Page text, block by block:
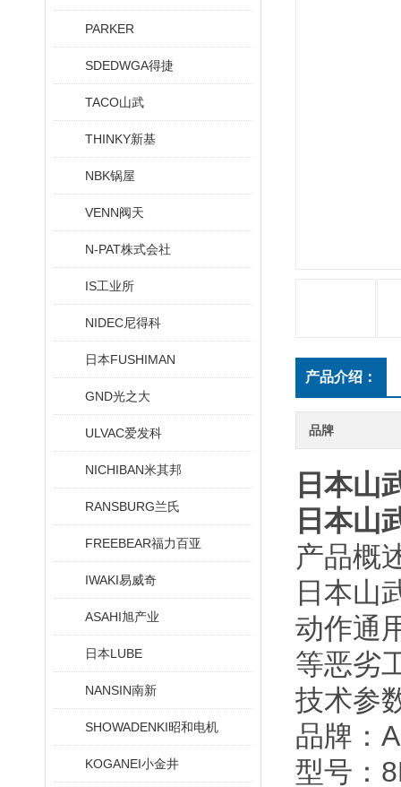
PARKER
SDEDWGA得捷
TACO山武
THINKY新基
NBK锅屋
VENN阀天
N-PAT株式会社
IS工业所
NIDEC尼得科
日本FUSHIMAN
GND光之大
ULVAC爱发科
NICHIBAN米其邦
RANSBURG兰氏
FREEBEAR福力百亚
IWAKI易威奇
ASAHI旭产业
日本LUBE
NANSIN南新
SHOWADENKI昭和电机
KOGANEI小金井
产品介绍：
品牌
日本山
日本山
产品概
日本山
动作通
等恶劣
技术参
品牌：
型号：